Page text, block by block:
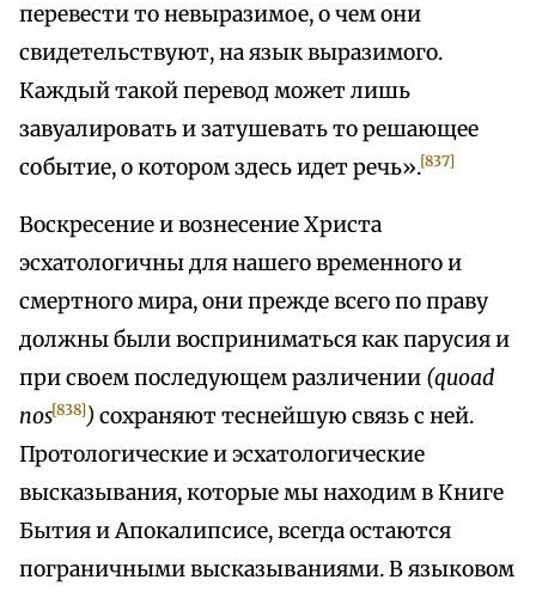
перевести то невыразимое, о чем они
свидетельствуют, на язык выразимого.
Каждый такой перевод может лишь
завуалировать и затушевать то решающее
событие, о котором здесь идет речь».[837]
Воскресение и вознесение Христа
эсхатологичны для нашего временного и
смертного мира, они прежде всего по праву
должны были восприниматься как парусия и
при своем последующем различении (quoad
nos[838]) сохраняют теснейшую связь с ней.
Протологические и эсхатологические
высказывания, которые мы находим в Книге
Бытия и Апокалипсисе, всегда остаются
пограничными высказываниями. В языковом